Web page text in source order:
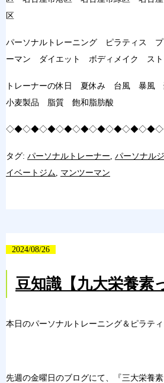
区
パーソナルトレーニング ピラティス
ーマン ダイエット ボディメイク スト
トレーナーの休日 夏休み 台風 暴
小麦製品 脂質 飽和脂肪酸
タグ: パーソナルトレーナー, パーソナル
イベートジム, マンツーマン
2024/08/26
豆知識【九大栄養素
本日のパーソナルトレーニング＆ピラテ
先週の金曜日のブログにて、『三大栄養